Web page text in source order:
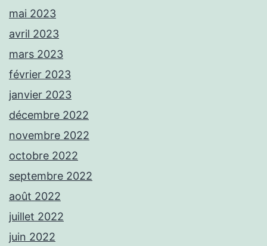
mai 2023
avril 2023
mars 2023
février 2023
janvier 2023
décembre 2022
novembre 2022
octobre 2022
septembre 2022
août 2022
juillet 2022
juin 2022